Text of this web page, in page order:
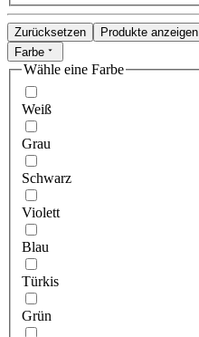
Zurücksetzen
Produkte anzeigen
Farbe
Wähle eine Farbe
Weiß
Grau
Schwarz
Violett
Blau
Türkis
Grün